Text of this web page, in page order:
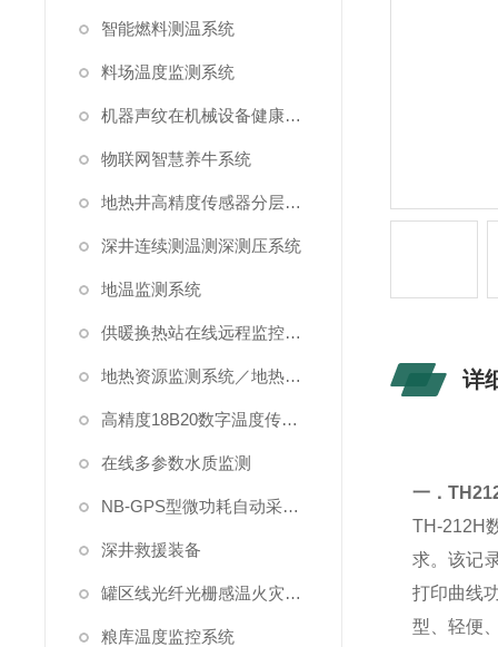
智能燃料测温系统
料场温度监测系统
机器声纹在机械设备健康状态监测中的应用
物联网智慧养牛系统
地热井高精度传感器分层测温方案
深井连续测温测深测压系统
地温监测系统
供暖换热站在线远程监控系统方案
地热资源监测系统／地热管理系统
高精度18B20数字温度传感器
在线多参数水质监测
NB-GPS型微功耗自动采集系统
深井救援装备
罐区线光纤光栅感温火灾探测系统
粮库温度监控系统
详
一．
TH-212H
求。该记
打印曲线
型、轻便